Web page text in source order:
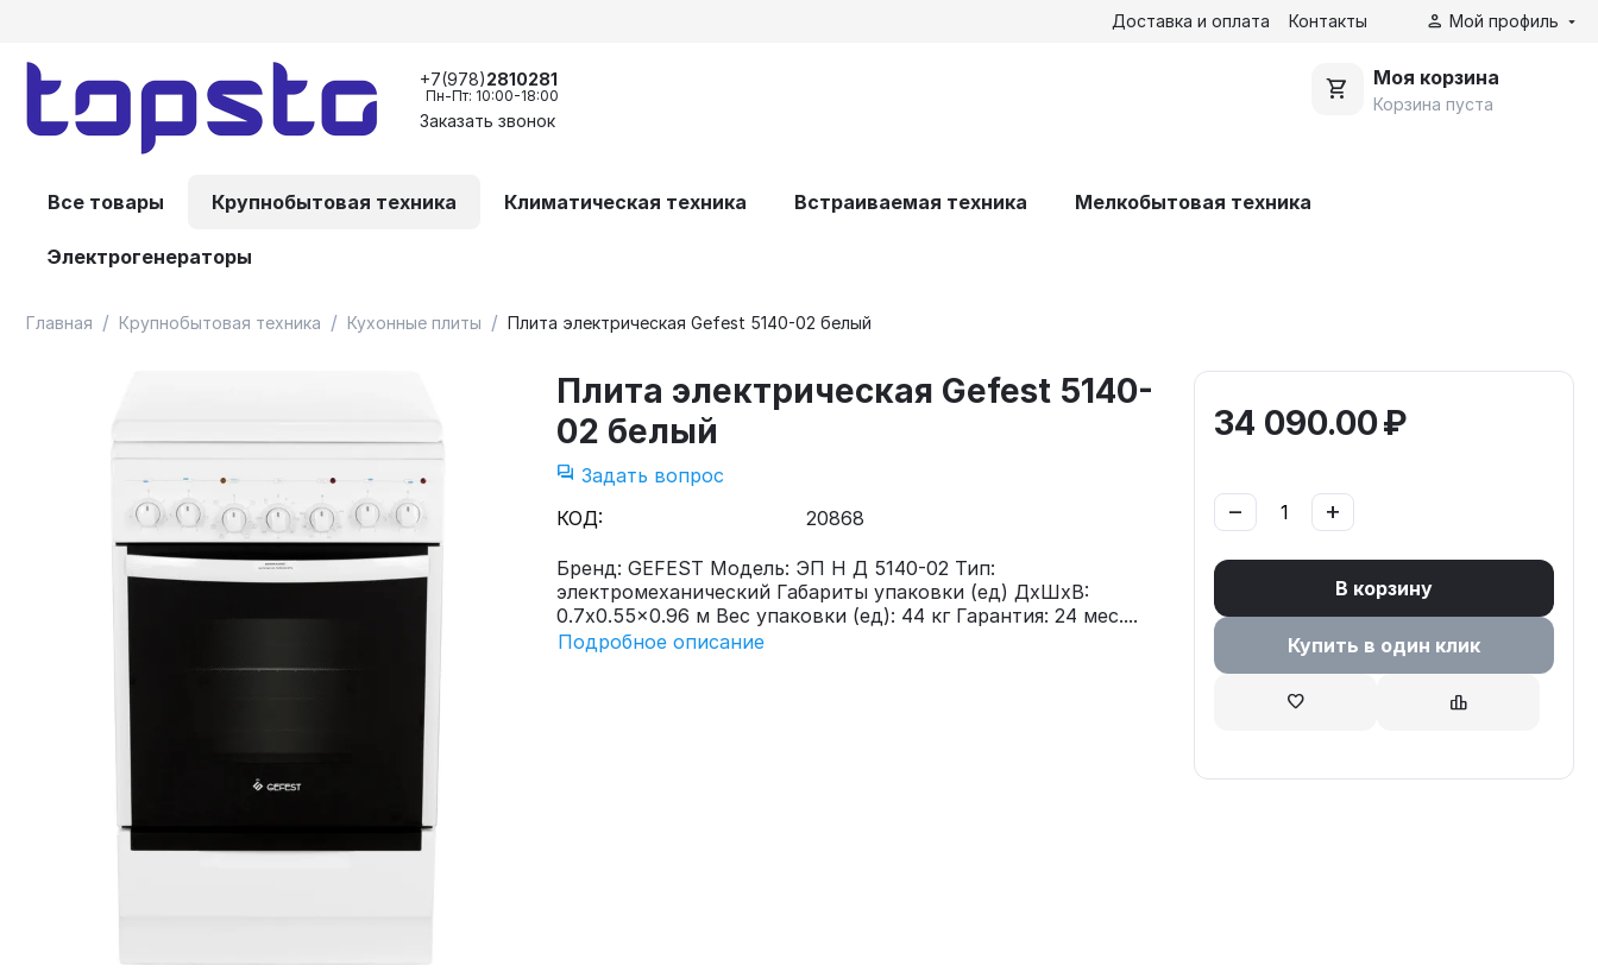
Доставка и оплата Контакты Мой профиль
+7(978)2810281
Пн-Пт: 10:00-18:00
Заказать звонок
Моя корзина
Корзина пуста
Все товары Крупнобытовая техника Климатическая техника Встраиваемая техника Мелкобытовая техника
Электрогенераторы
Главная / Крупнобытовая техника / Кухонные плиты / Плита электрическая Gefest 5140-02 белый
Плита электрическая Gefest 5140-
02 белый
Задать вопрос
КОД:
20868
Бренд: GEFEST Модель: ЭП Н Д 5140-02 Тип:
электромеханический Габариты упаковки (ед) ДхШхВ:
0.7x0.55x0.96 м Вес упаковки (ед): 44 кг Гарантия: 24 мес....
Подробное описание
34 090.00₽
+
−
В корзину
Купить в один клик